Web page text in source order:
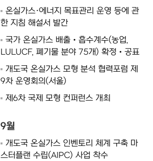
온실가스·에너지 목표관리 운영 등에 관
한 지침 해설서 발간
국가 온실가스 배출‧흡수계수(농업,
LULUCF, 폐기물 분야 75개) 확정‧공표
개도국 온실가스 모형 분석 협력포럼 제
9차 운영회의(서울)
제6차 국제 모형 컨퍼런스 개최
9월
개도국 온실가스 인벤토리 체계 구축 마
스터플랜 수립(AIPC) 사업 착수